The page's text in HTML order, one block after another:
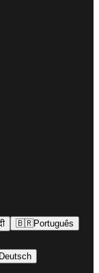
🇧🇷Português